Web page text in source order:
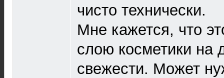
чисто технически.
Мне кажется, что
слою косметики на
свежести. Может